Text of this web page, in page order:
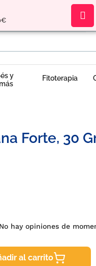
y
Fitoterapia
Forte, 30
No hay opiniones de
al carrito